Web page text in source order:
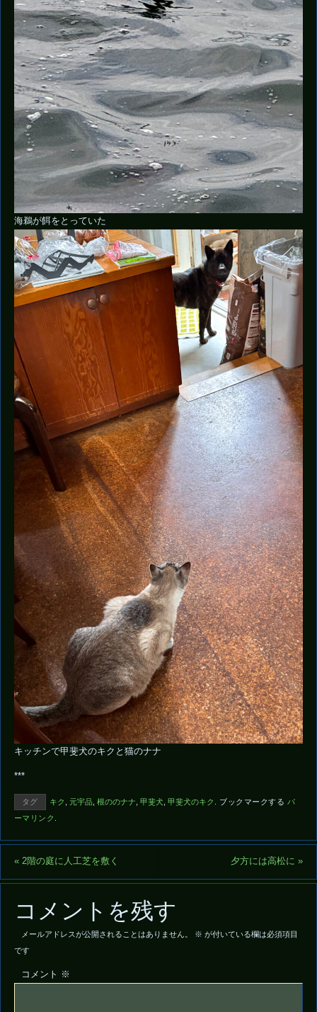
海鵜が餌をとっていた
キッチンで甲斐犬のキクと猫のナナ
***
タグ キク 元宇品, 根ののナナ 甲斐犬 甲斐犬のキク ブックマークする パ
ーマリンク
«2階の庭に人工芝を敷く 夕方には高松に»
コメントを残す
メールアドレスが公開されることはありません。 ※ が付いている欄は必須項目
です
コメント ※